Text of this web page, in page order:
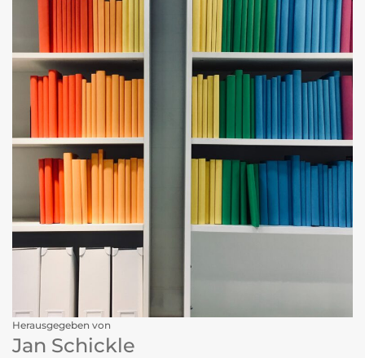
Herausgegeben von
Jan Schickle